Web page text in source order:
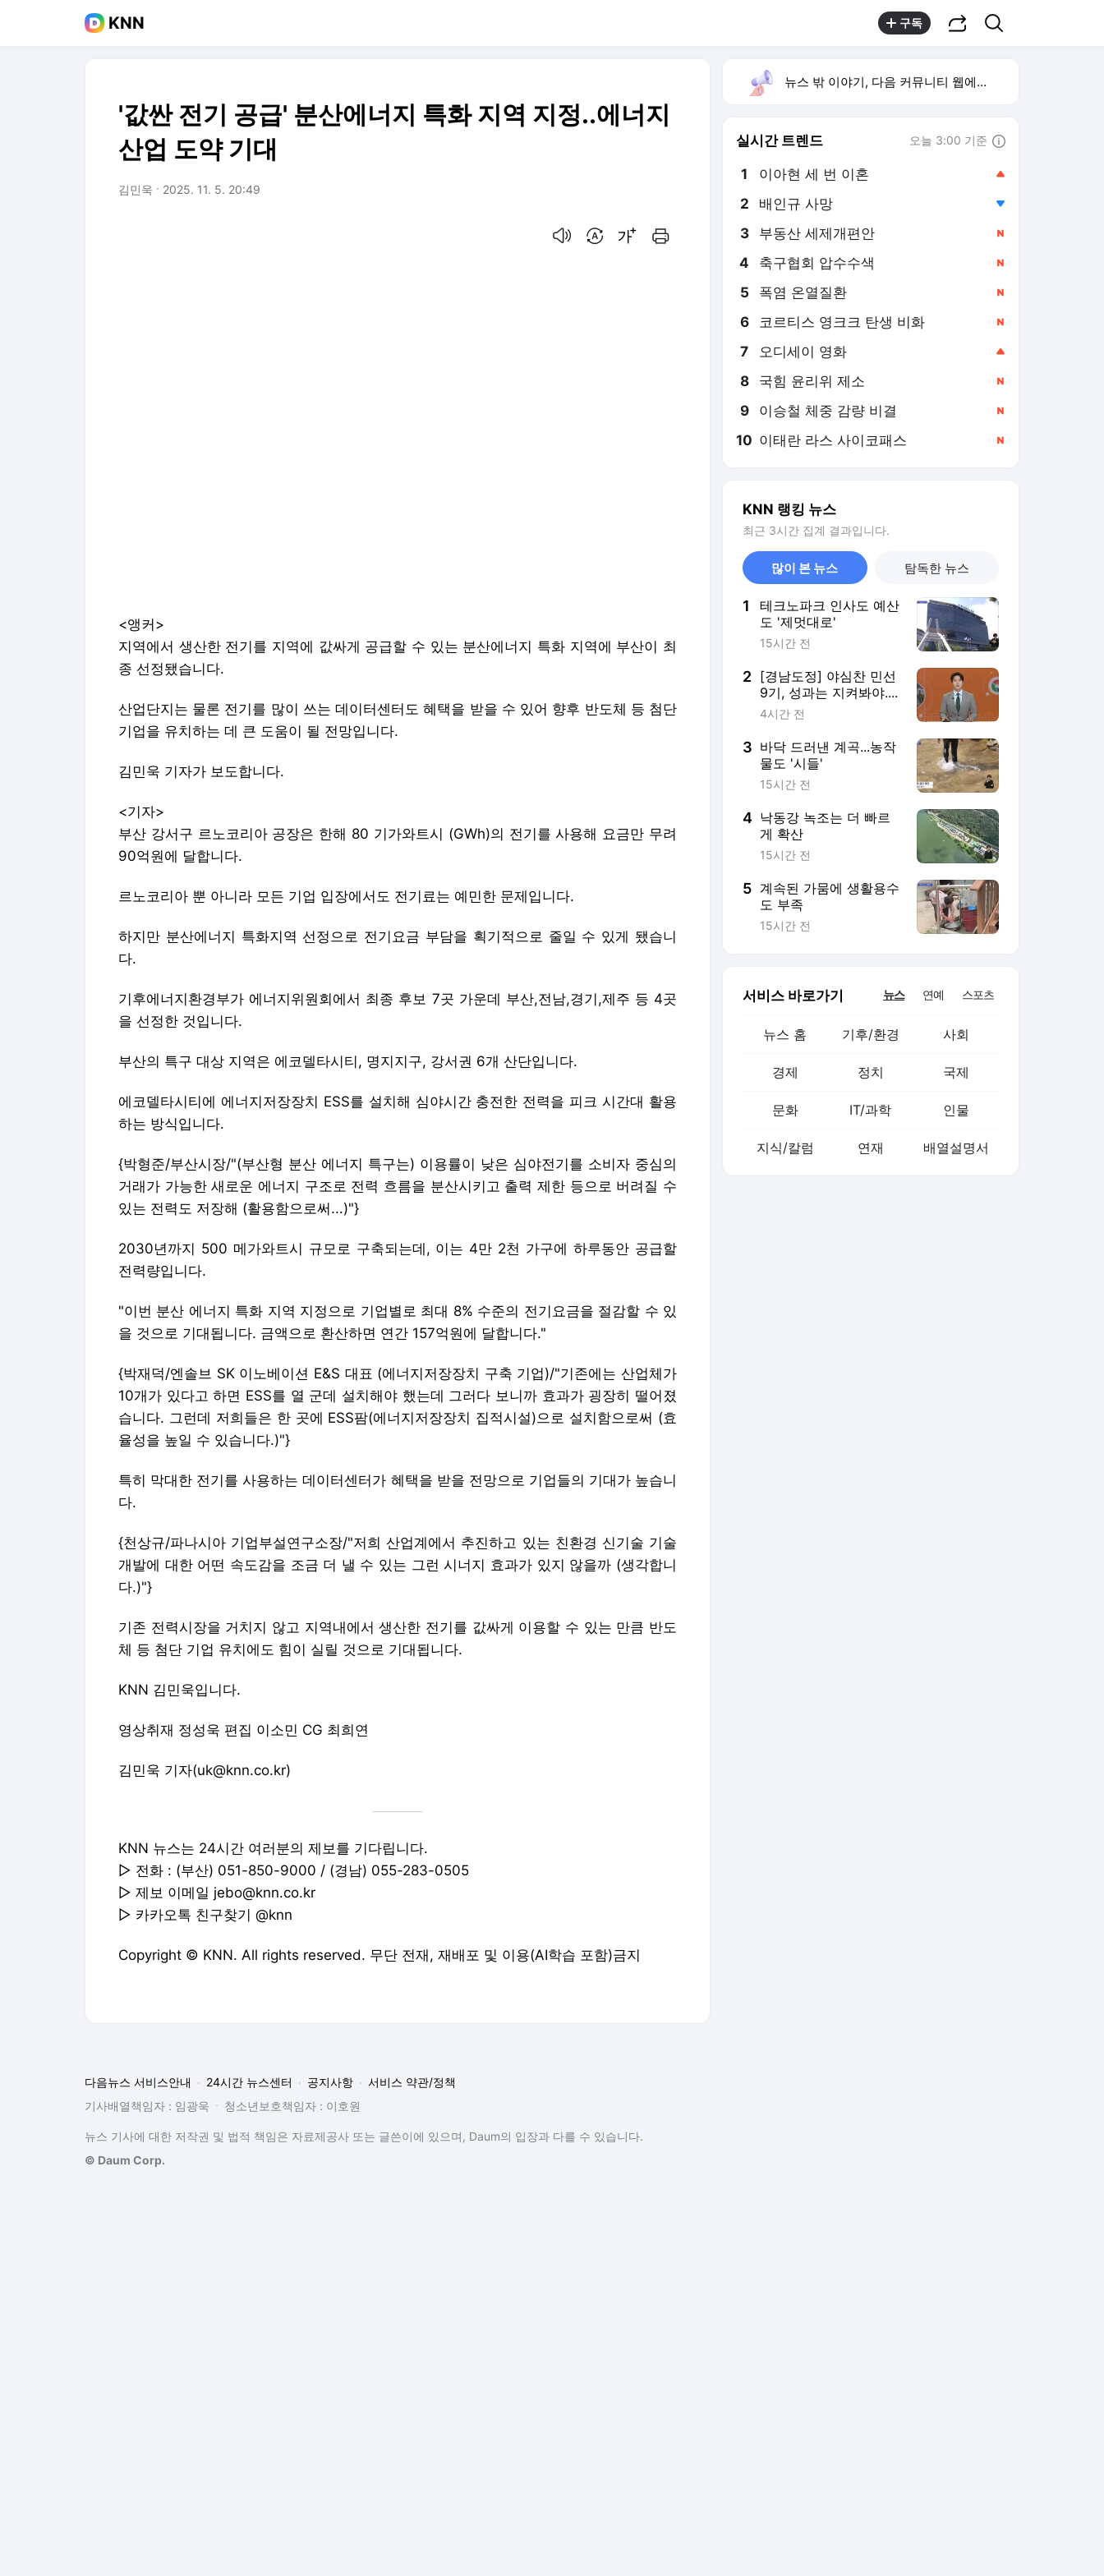
KNN 구독
'값싼 전기 공급' 분산에너지 특화 지역 지정..에너지
산업 도약 기대
김민욱 2025. 11. 5. 20:49
<앵커>
지역에서 생산한 전기를 지역에 값싸게 공급할 수 있는 분산에너지 특화 지역에 부산이 최
종 선정됐습니다.
산업단지는 물론 전기를 많이 쓰는 데이터센터도 혜택을 받을 수 있어 향후 반도체 등 첨단
기업을 유치하는 데 큰 도움이 될 전망입니다.
김민욱 기자가 보도합니다.
<기자>
부산 강서구 르노코리아 공장은 한해 80 기가와트시 (GWh)의 전기를 사용해 요금만 무려
90억원에 달합니다.
르노코리아 뿐 아니라 모든 기업 입장에서도 전기료는 예민한 문제입니다.
하지만 분산에너지 특화지역 선정으로 전기요금 부담을 획기적으로 줄일 수 있게 됐습니
다.
기후에너지환경부가 에너지위원회에서 최종 후보 7곳 가운데 부산,전남,경기,제주 등 4곳
을 선정한 것입니다.
부산의 특구 대상 지역은 에코델타시티, 명지지구, 강서권 6개 산단입니다.
에코델타시티에 에너지저장장치 ESS를 설치해 심야시간 충전한 전력을 피크 시간대 활용
하는 방식입니다.
{박형준/부산시장/"(부산형 분산 에너지 특구는) 이용률이 낮은 심야전기를 소비자 중심의
거래가 가능한 새로운 에너지 구조로 전력 흐름을 분산시키고 출력 제한 등으로 버려질 수
있는 전력도 저장해 (활용함으로써...)"}
2030년까지 500 메가와트시 규모로 구축되는데, 이는 4만 2천 가구에 하루동안 공급할
전력량입니다.
"이번 분산 에너지 특화 지역 지정으로 기업별로 최대 8% 수준의 전기요금을 절감할 수 있
을 것으로 기대됩니다. 금액으로 환산하면 연간 157억원에 달합니다."
{박재덕/엔솔브 SK 이노베이션 E&S 대표 (에너지저장장치 구축 기업)/"기존에는 산업체가
10개가 있다고 하면 ESS를 열 군데 설치해야 했는데 그러다 보니까 효과가 굉장히 떨어졌
습니다. 그런데 저희들은 한 곳에 ESS팜(에너지저장장치 집적시설)으로 설치함으로써 (효
율성을 높일 수 있습니다.)"}
특히 막대한 전기를 사용하는 데이터센터가 혜택을 받을 전망으로 기업들의 기대가 높습니
다.
{천상규/파나시아 기업부설연구소장/"저희 산업계에서 추진하고 있는 친환경 신기술 기술
개발에 대한 어떤 속도감을 조금 더 낼 수 있는 그런 시너지 효과가 있지 않을까 (생각합니
다.)"}
기존 전력시장을 거치지 않고 지역내에서 생산한 전기를 값싸게 이용할 수 있는 만큼 반도
체 등 첨단 기업 유치에도 힘이 실릴 것으로 기대됩니다.
KNN 김민욱입니다.
영상취재 정성욱 편집 이소민 CG 최희연
김민욱 기자(uk@knn.co.kr)
KNN 뉴스는 24시간 여러분의 제보를 기다립니다.
▷ 전화 : (부산) 051-850-9000 / (경남) 055-283-0505
▷ 제보 이메일 jebo@knn.co.kr
▷ 카카오톡 친구찾기 @knn
Copyright © KNN. All rights reserved. 무단 전재, 재배포 및 이용(AI학습 포함)금지
뉴스 밖 이야기, 다음 커뮤니티 웹에서 보기
실시간 트렌드 오늘 3:00 기준
1 이아현 세 번 이혼
2 배인규 사망
3 부동산 세제개편안
4 축구협회 압수수색
5 폭염 온열질환
6 코르티스 영크크 탄생 비화
7 오디세이 영화
8 국힘 윤리위 제소
9 이승철 체중 감량 비결
10 이태란 라스 사이코패스
KNN 랭킹 뉴스
최근 3시간 집계 결과입니다.
많이 본 뉴스 탐독한 뉴스
1
테크노파크 인사도 예산
도 '제멋대로'
15시간 전
2 [경남도정] 야심찬 민선
9기, 성과는 지켜봐야....
4시간 전
3 바닥 드러낸 계곡...농작
물도 '시들'
15시간 전
4 낙동강 녹조는 더 빠르
게 확산
15시간 전
5 계속된 가뭄에 생활용수
도 부족
15시간 전
서비스 바로가기 뉴스 연예 스포츠
뉴스 홈 기후/환경 사회
경제 정치 국제
문화 IT/과학 인물
지식/칼럼 연재 배열설명서
다음뉴스 서비스안내 24시간 뉴스센터 공지사항
서비스 약관/정책
기사배열책임자 : 임광욱
청소년보호책임자 : 이호원
뉴스 기사에 대한 저작권 및 법적 책임은 자료제공사 또는 글쓴이에 있으며, Daum의 입장과 다를 수 있습니다.
© Daum Corp.